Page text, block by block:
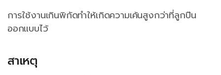
การใช้งานเกินพิกัดทำให้เกิดความเค้นสูงกว่าที่ลูกปืน
ออกแบบไว้
สาเหตุ